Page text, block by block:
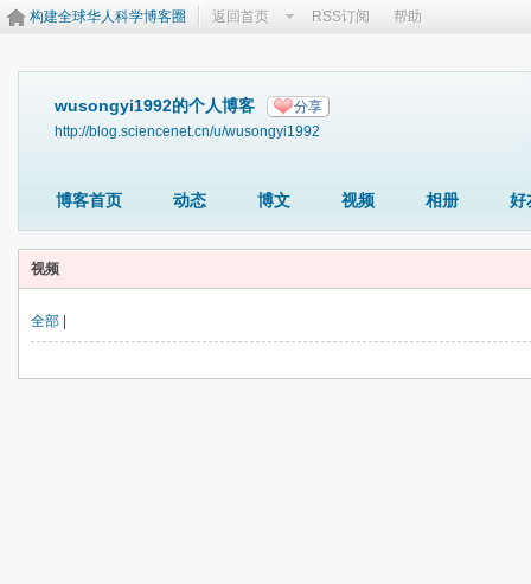
构建全球华人科学博客圈 返回首页 RSS订阅 帮助
wusongyi1992的个人博客 分享
http://blog.sciencenet.cn/u/wusongyi1992
博客首页 动态 博文 视频 相册 好
视频
全部